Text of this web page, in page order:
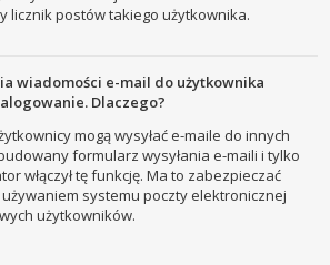
licznik postów takiego użytkownika.
wiadomości e-mail do użytkownika
Dlaczego?
mogą wysyłać e-maile do innych
formularz wysyłania e-maili i tylko
włączył tę funkcję. Ma to zabezpieczać
systemu poczty elektronicznej
użytkowników.